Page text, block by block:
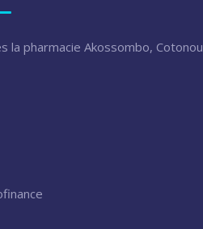
la pharmacie Akossombo,